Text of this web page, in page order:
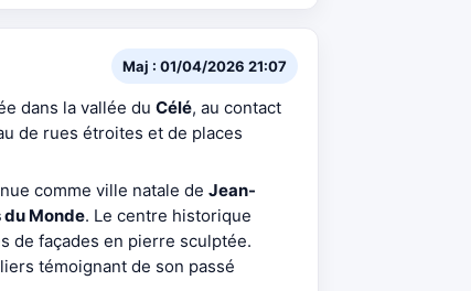
Maj : 01/04/2026 21:07
dans la vallée du Célé, au contact
de rues étroites et de places
comme ville natale de Jean-
du Monde. Le centre historique
de façades en pierre sculptée.
témoignant de son passé